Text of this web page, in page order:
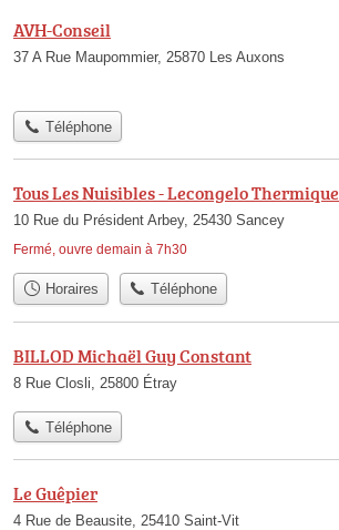
AVH-Conseil
37 A Rue Maupommier, 25870 Les Auxons
Téléphone
Tous Les Nuisibles - Lecongelo Thermique
10 Rue du Président Arbey, 25430 Sancey
Fermé, ouvre demain à 7h30
Horaires Téléphone
BILLOD Michaël Guy Constant
8 Rue Closli, 25800 Étray
Téléphone
Le Guêpier
4 Rue de Beausite, 25410 Saint-Vit